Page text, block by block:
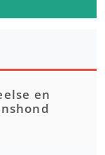
en